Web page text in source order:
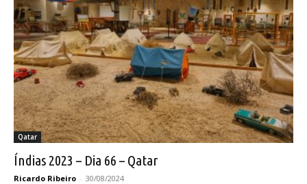
Qatar
Índias 2023 – Dia 66 – Qatar
Ricardo Ribeiro - 30/08/2024